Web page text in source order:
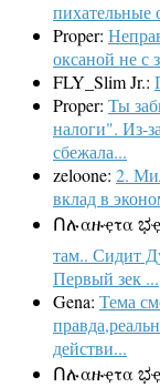
пихательные
Proper:
оксаной не с
FLY_Slim Jr.:
Proper: Ты
налоги". Из-
сбежала...
zeloone: 2.
вклад в
Ոሉαዙҿτα
там.. Сидит
Первый зек ...
Gena: Тема
действи...
Ոሉαዙҿτα